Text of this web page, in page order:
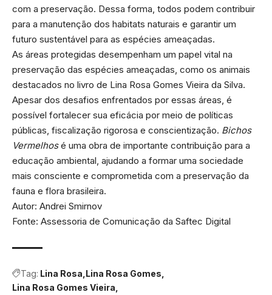
com a preservação. Dessa forma, todos podem contribuir
para a manutenção dos habitats naturais e garantir um
futuro sustentável para as espécies ameaçadas.
As áreas protegidas desempenham um papel vital na
preservação das espécies ameaçadas, como os animais
destacados no livro de Lina Rosa Gomes Vieira da Silva.
Apesar dos desafios enfrentados por essas áreas, é
possível fortalecer sua eficácia por meio de políticas
públicas, fiscalização rigorosa e conscientização. Bichos
Vermelhosé uma obra de importante contribuição para a
educação ambiental, ajudando a formar uma sociedade
mais consciente e comprometida com a preservação da
fauna e flora brasileira.
Autor: Andrei Smirnov
Fonte: Assessoria de Comunicação da Saftec Digital
Tag: Lina Rosa Lina Rosa Gomes
Lina Rosa Gomes Vieira